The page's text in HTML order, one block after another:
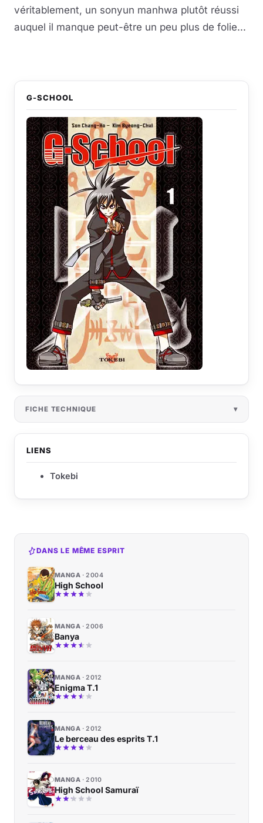
véritablement, un sonyun manhwa plutôt réussi
auquel il manque peut-être un peu plus de folie...
G-SCHOOL
FICHE TECHNIQUE
LIENS
Tokebi
DANS LE MÊME ESPRIT
MANGA 2004
High School
MANGA 2006
Banya
MANGA 2012
Enigma T.1
MANGA 2012
Le berceau des esprits T.1
MANGA 2010
High School Samuraï